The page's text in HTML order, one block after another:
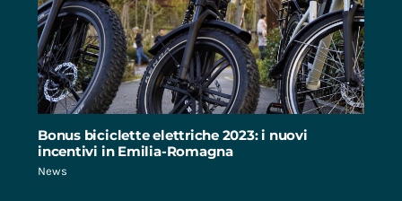
Bonus biciclette elettriche 2023: i nuovi
incentivi in Emilia-Romagna
News